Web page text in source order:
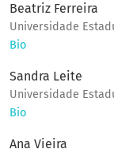
Beatriz Ferreira
Universidade
Bio
Sandra Leite
Universidade
Bio
Ana Vieira